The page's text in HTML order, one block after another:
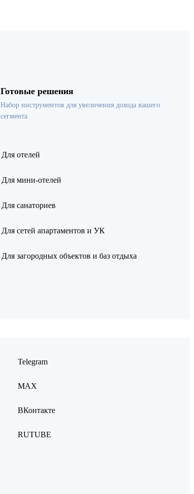
Готовые решения
Набор инструментов для увеличения дохода вашего
сегмента
Для отелей
Для мини-отелей
Для санаториев
Для сетей апартаментов и УК
Для загородных объектов и баз отдыха
Telegram
MAX
ВКонтакте
RUTUBE